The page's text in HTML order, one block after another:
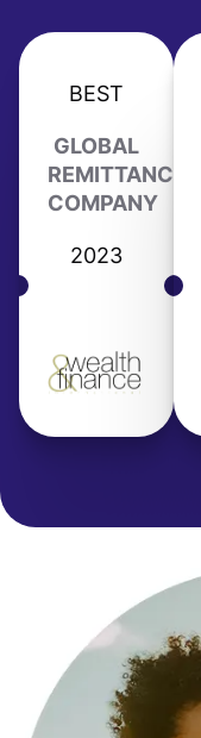
BEST
GLOBAL
REMITTANCE
COMPANY
2023